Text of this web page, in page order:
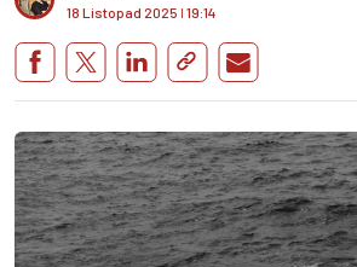
18 Listopad 2025 I 19:14